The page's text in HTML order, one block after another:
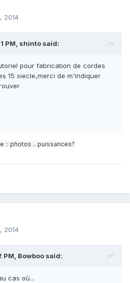
2014
PM, shinto said:
pour fabrication de cordes
15 siecle,merci de m'indiquer
:: photos .. puissances?
2014
PM, Bowboo said:
cas où...